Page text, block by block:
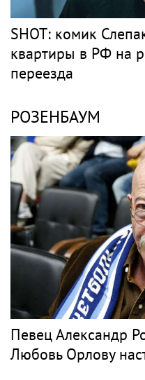
SHOT: комик
квартиры в РФ на
переезда
РОЗЕНБАУМ
Певец Александр
Любовь Орлову